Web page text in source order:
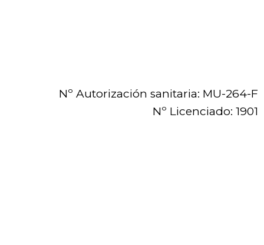
Nº Autorización sanitaria: MU-264-F
Nº Licenciado: 1901